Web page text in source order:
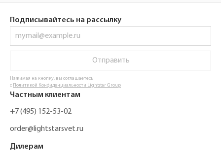
Подписывайтесь на рассылку
Отправить
Нажимая на кнопку, вы соглашаетесь
с Политикой Конфиденциальности Lightstar Group
Частным клиентам
+7 (495) 152-53-02
order@lightstarsvet.ru
Дилерам